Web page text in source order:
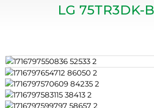
LG 75TR3DK-